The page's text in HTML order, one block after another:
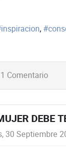
inspiracion
1 Comentario
DEBE
30 Septiembre